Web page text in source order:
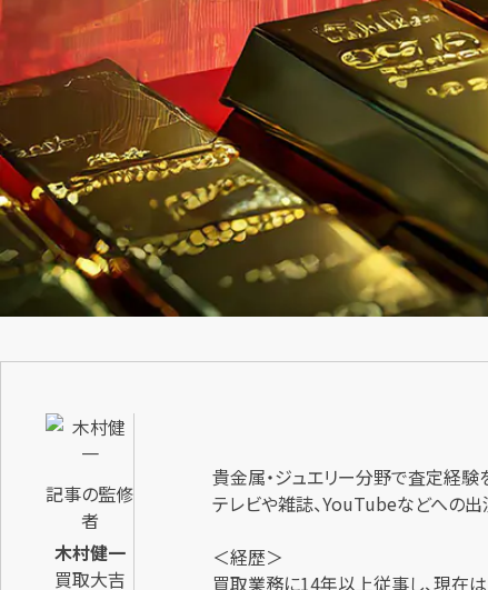
記事の監修
者
木村健一
買取大吉
貴金属・ジュエリー分野で査定経験
テレビや雑誌、YouTubeなどへの
＜経歴＞
買取業務に14年以上従事し、現在